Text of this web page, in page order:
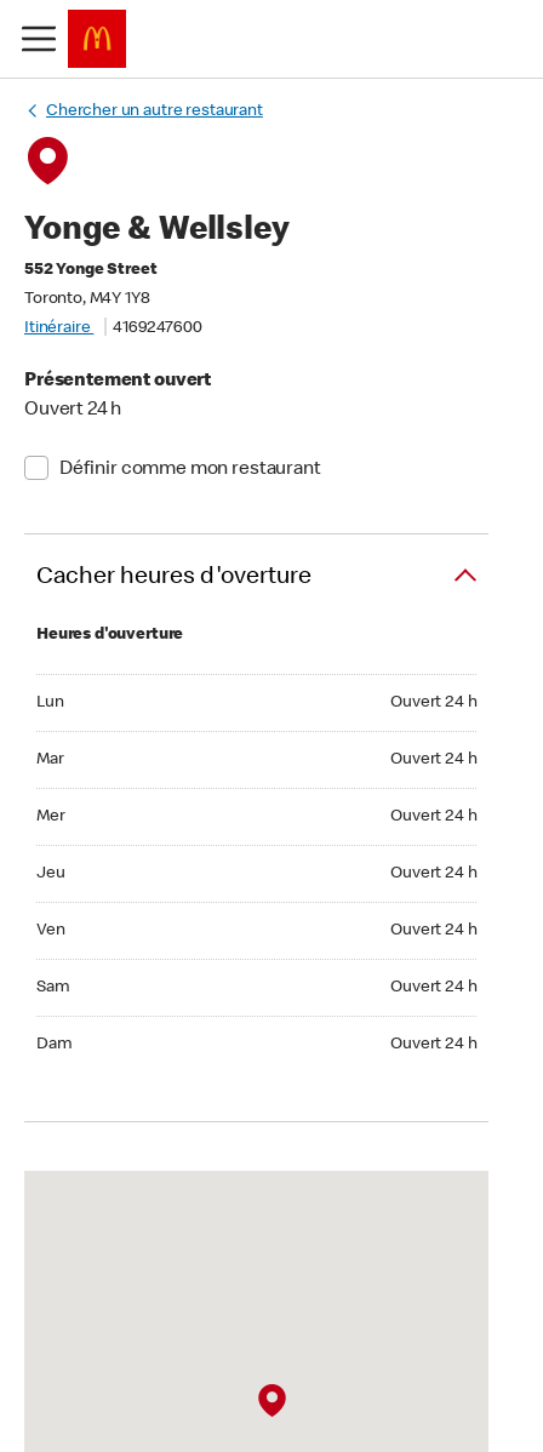
Chercher un autre restaurant
Yonge & Wellsley
552 Yonge Street
Toronto, M4Y 1Y8
Itinéraire
4169247600
Présentement ouvert
Ouvert 24 h
Définir comme mon restaurant
Cacher heures d'overture
Heures d'ouverture
Lun Ouvert 24 h
Mar Ouvert 24 h
Mer Ouvert 24 h
Jeu Ouvert 24 h
Ven Ouvert 24 h
Sam Ouvert 24 h
Dam Ouvert 24 h